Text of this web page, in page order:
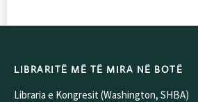
LIBRARITË MË TË MIRA NË BOTË
Libraria e Kongresit (Washington, SHBA)